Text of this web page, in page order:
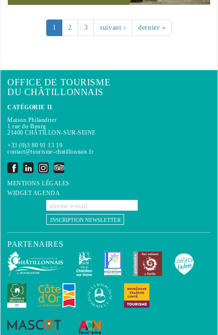
1 2 3 suivant › dernier »
OFFICE DE TOURISME
DU CHÂTILLONNAIS
CATÉGORIE II
Maison Philandrier
1 rue du Bourg
21400 CHÂTILLON-SUR-SEINE
+33 (0)3 80 91 13 19
contact@tourisme-chatillonnais.fr
MENTIONS LÉGALES
WIDGET AGENDA
INSCRIPTION NEWSLETTER
PARTENAIRES